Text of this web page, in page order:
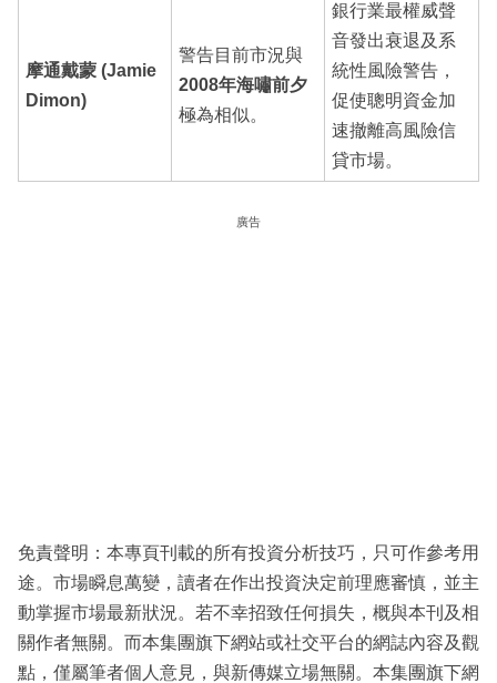
摩通戴蒙 (Jamie
Dimon)
警告目前市況與
2008年海嘯前夕
極為相似。
銀行業最權威聲
音發出衰退及系
統性風險警告，
促使聰明資金加
速撤離高風險信
貸市場。
廣告
免責聲明：本專頁刊載的所有投資分析技巧，只可作參考用
途。市場瞬息萬變，讀者在作出投資決定前理應審慎，並主
動掌握市場最新狀況。若不幸招致任何損失，概與本刊及相
關作者無關。而本集團旗下網站或社交平台的網誌內容及觀
點，僅屬筆者個人意見，與新傳媒立場無關。本集團旗下網